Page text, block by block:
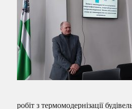
робіт з термомодернізації